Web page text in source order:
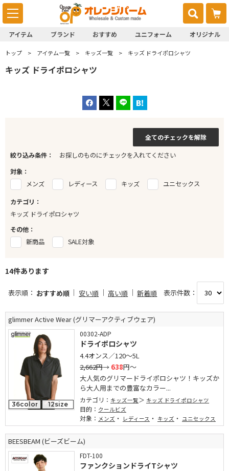
アイテム ブランド おすすめ ユニフォーム オリジナル
トップ アイテム一覧 キッズ一覧 キッズ ドライポロシャツ
キッズ ドライポロシャツ
全てのチェックを解除
絞り込み条件：
お探しのものにチェックを入れてください
対象：
メンズ
レディース キッズ
ユニセックス
カテゴリ：
キッズ ドライポロシャツ
その他：
新商品
SALE対象
14件あります
表示順： おすすめ順 安い順 高い順 新着順 表示件数：
glimmer Active Wear (グリマーアクティブウェア)
36color 12size
00302-ADP
ドライポロシャツ
4.4オンス／120～5L
2,662円→ 638円～
大人気のグリマードライポロシャツ！キッズか
ら大人用までの豊富なカラー...
カテゴリ： キッズ一覧 キッズ ドライポロシャツ
目的： クールビズ
対象： メンズ ・ レディース ・ キッズ ・ ユニセックス
BEESBEAM (ビーズビーム)
FDT-100
ファンクションドライTシャツ